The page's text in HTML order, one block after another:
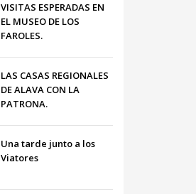
VISITAS ESPERADAS EN
EL MUSEO DE LOS
FAROLES.
LAS CASAS REGIONALES
DE ALAVA CON LA
PATRONA.
Una tarde junto a los
Viatores